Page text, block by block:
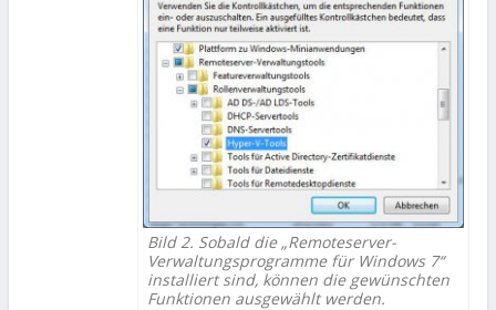
Bild 2. Sobald die „Remoteserver-
Verwaltungsprogramme für Windows 7“
installiert sind, können die gewünschten
Funktionen ausgewählt werden.